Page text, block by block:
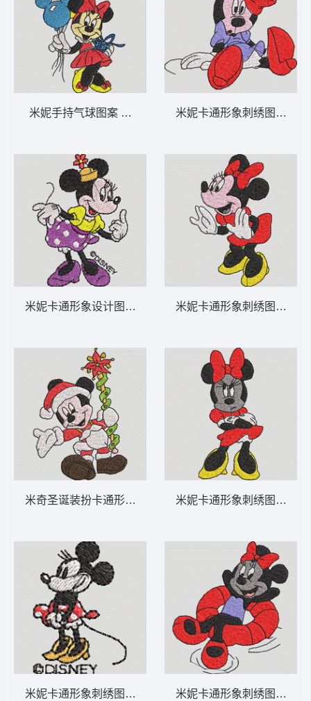
米妮手持气球图案 米妮 34-DST格式
米妮卡通形象设计图 米妮 33-DST格式
米奇圣诞装扮卡通形象 米妮 32-DST格式
米妮卡通形象刺绣图案 米妮 31-DST格式
米妮卡通形象刺绣图 米妮
米妮卡通形象刺绣图案 米
米妮卡通形象刺绣图案 米
米妮卡通形象刺绣图案 米